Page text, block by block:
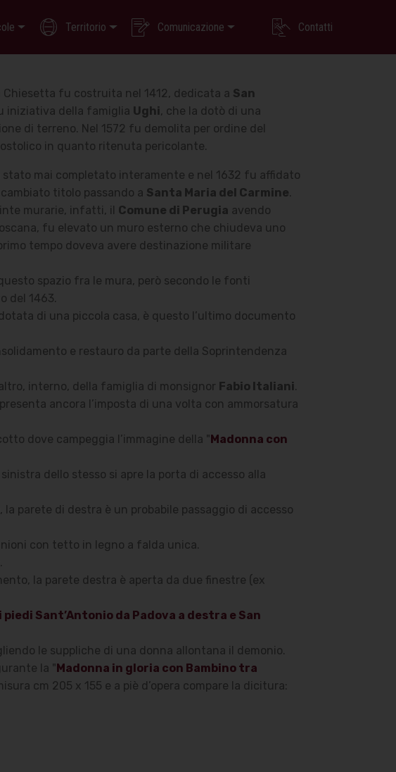
Chiesetta fu costruita nel 1412, dedicata a San
iniziativa della famiglia Ughi, che la dotò di una
di terreno. Nel 1572 fu demolita per ordine del
in quanto ritenuta pericolante.
mai completato interamente e nel 1632 fu affidato
titolo passando a Santa Maria del Carmine.
murarie, infatti, il Comune di Perugia avendo
fu elevato un muro esterno che chiudeva uno
tempo doveva avere destinazione militare
spazio fra le mura, però secondo le fonti
del 1463.
di una piccola casa, è questo l’ultimo documento
e restauro da parte della Soprintendenza
interno, della famiglia di monsignor Fabio Italiani.
ancora l’imposta di una volta con ammorsatura
dove campeggia l’immagine della "Madonna con
dello stesso si apre la porta di accesso alla
parete di destra è un probabile passaggio di accesso
con tetto in legno a falda unica.
la parete destra è aperta da due finestre (ex
Sant’Antonio da Padova a destra e San
le suppliche di una donna allontana il demonio.
la "Madonna in gloria con Bambino tra
cm 205 x 155 e a piè d’opera compare la dicitura:
Territorio Comunicazione Contatti